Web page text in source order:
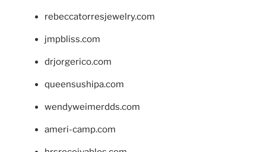
rebeccatorresjewelry.com
jmpbliss.com
drjorgerico.com
queensushipa.com
wendyweimerdds.com
ameri-camp.com